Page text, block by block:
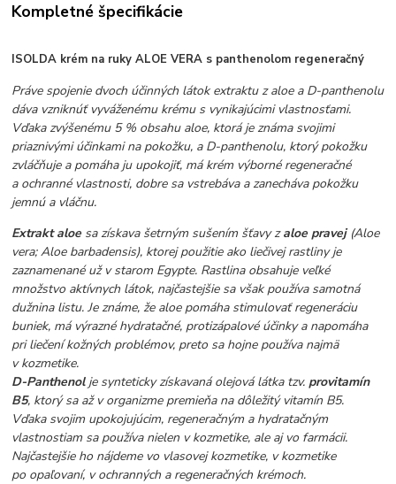
Kompletné špecifikácie
ISOLDA krém na ruky ALOE VERA s panthenolom regeneračný
Práve spojenie dvoch účinných látok extraktu z aloe a D-panthenolu
dáva vzniknúť vyváženému krému s vynikajúcimi vlastnosťami.
Vďaka zvýšenému 5 % obsahu aloe, ktorá je známa svojimi
priaznivými účinkami na pokožku, a D-panthenolu, ktorý pokožku
zvláčňuje a pomáha ju upokojiť, má krém výborné regeneračné
a ochranné vlastnosti, dobre sa vstrebáva a zanecháva pokožku
jemnú a vláčnu.
Extrakt aloesa získava šetrným sušením šťavy zaloe pravej(Aloe
vera; Aloe barbadensis), ktorej použitie ako liečivej rastliny je
zaznamenané už v starom Egypte. Rastlina obsahuje veľké
množstvo aktívnych látok, najčastejšie sa však používa samotná
dužnina listu. Je známe, že aloe pomáha stimulovať regeneráciu
buniek, má výrazné hydratačné, protizápalové účinky a napomáha
pri liečení kožných problémov, preto sa hojne používa najmä
v kozmetike.
D-Panthenolje synteticky získavaná olejová látka tzv.provitamín
B5, ktorý sa až v organizme premieňa na dôležitý vitamín B5.
Vďaka svojim upokojujúcim, regeneračným a hydratačným
vlastnostiam sa používa nielen v kozmetike, ale aj vo farmácii.
Najčastejšie ho nájdeme vo vlasovej kozmetike, v kozmetike
po opaľovaní, v ochranných a regeneračných krémoch.